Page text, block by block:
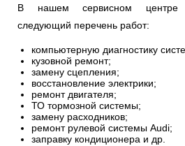
В нашем сервисном центре
следующий перечень работ:
компьютерную диагностику
кузовной ремонт;
замену сцепления;
восстановление электрики;
ремонт двигателя;
ТО тормозной системы;
замену расходников;
ремонт рулевой системы Audi;
заправку кондиционера и др.